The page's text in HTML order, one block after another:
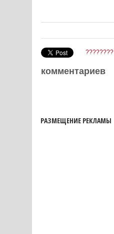
????????
комментариев
РАЗМЕЩЕНИЕ РЕКЛАМЫ